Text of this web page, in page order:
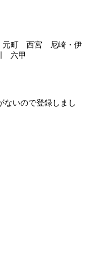
町 西宮 尼崎・伊
六甲
ないので登録しまし